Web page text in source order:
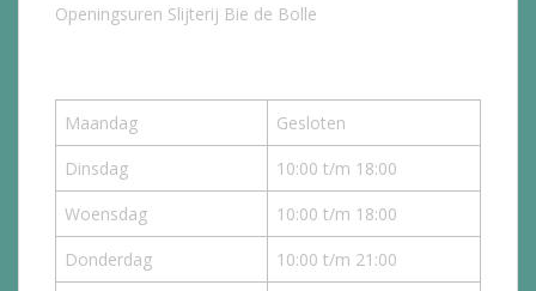
Openingsuren Slijterij Bie de Bolle
Maandag
Gesloten
Dinsdag
10:00 t/m 18:00
Woensdag
10:00 t/m 18:00
Donderdag
10:00 t/m 21:00